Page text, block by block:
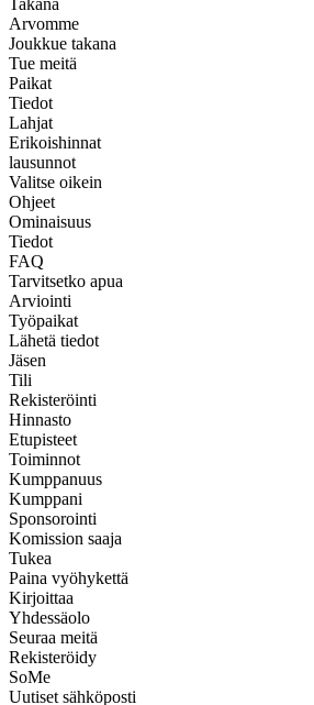
Takana
Arvomme
Joukkue takana
Tue meitä
Paikat
Tiedot
Lahjat
Erikoishinnat
lausunnot
Valitse oikein
Ohjeet
Ominaisuus
Tiedot
FAQ
Tarvitsetko apua
Arviointi
Työpaikat
Lähetä tiedot
Jäsen
Tili
Rekisteröinti
Hinnasto
Etupisteet
Toiminnot
Kumppanuus
Kumppani
Sponsorointi
Komission saaja
Tukea
Paina vyöhykettä
Kirjoittaa
Yhdessäolo
Seuraa meitä
Rekisteröidy
SoMe
Uutiset sähköposti